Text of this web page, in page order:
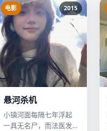
电影 2015
悬河杀机
小镇河面每隔七年浮起
一具无名尸，而法医发